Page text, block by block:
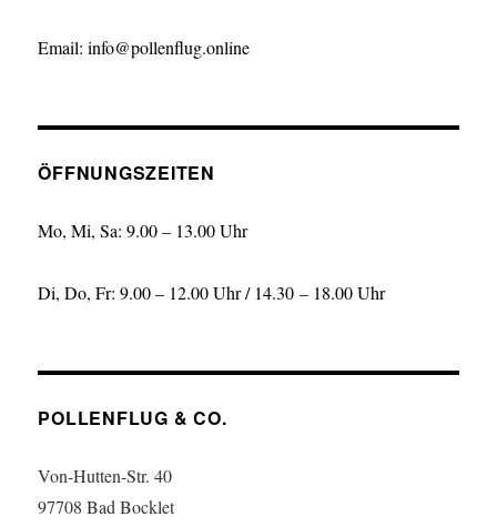
Email: info@pollenflug.online
ÖFFNUNGSZEITEN
Mo, Mi, Sa: 9.00 – 13.00 Uhr
Di, Do, Fr: 9.00 – 12.00 Uhr / 14.30 – 18.00 Uhr
POLLENFLUG & CO.
Von-Hutten-Str. 40
97708 Bad Bocklet